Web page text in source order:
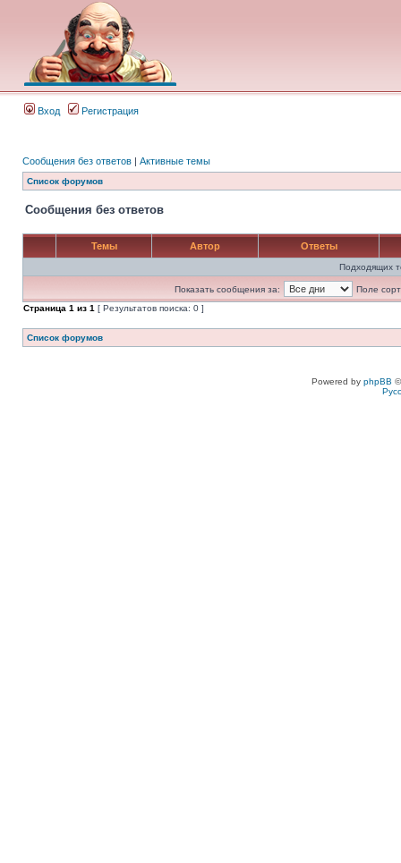
Вход Регистрация
Сообщения без ответов | Активные темы
Список форумов
Сообщения без ответов
Темы Автор Ответы
Подходящих
Показать сообщения за:
Поле
Страница 1 из 1 [ Результатов поиска: 0 ]
Список форумов
Powered by phpBB